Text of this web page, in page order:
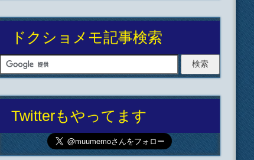
ドクショメモ記事検索
Twitterもやってます